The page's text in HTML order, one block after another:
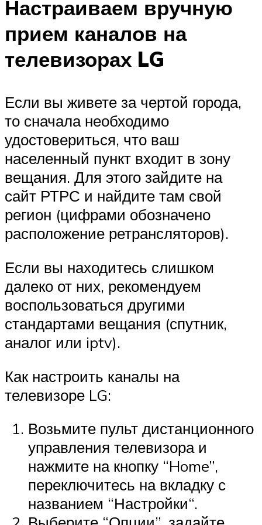
Настраиваем вручную
прием каналов на
телевизорах LG
Если вы живете за чертой города,
то сначала необходимо
удостовериться, что ваш
населенный пункт входит в зону
вещания. Для этого зайдите на
сайт РТРС и найдите там свой
регион (цифрами обозначено
расположение ретрансляторов).
Если вы находитесь слишком
далеко от них, рекомендуем
воспользоваться другими
стандартами вещания (спутник,
аналог или iptv).
Как настроить каналы на
телевизоре LG:
Возьмите пульт дистанционного
управления телевизора и
нажмите на кнопку “Home”,
переключитесь на вкладку с
названием “Настройки“.